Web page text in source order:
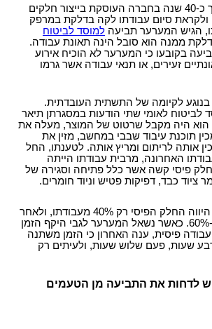
המערער עבד במשך כ-40 שנה בחברה העוסקת בייצור חלקים
ולקראת סיום עבודתו לקה בדלקת במרפק
הגיש המערער תביעה למוסד לביטוח
ממנה הוא סובל הינה תאונת עבודה.
בקובעו כי המערער לא הוכיח אירוע
זעירים, או תנאי עבודה אשר גרמו
בנוגע לקיומה של התשתית העובדתית.
לאומי שתי הודעות במסגרתן תיאר
הוא היה מקבל שרטוט של המוצר, מעלה את
תוכנת עיבוד שבבי במחשב, מזין את
אותה לריתום ומריץ אותה. לטענתו, החל
שנת עבודתו האחרונה, מרבית עבודתו הייתה
פיסי קשה אשר כלל פתיחה וסגירה של
ציוד כבד, דפיקות פטיש וניוד חומרים.
לדבריו, עד לשנה זו היווה החלק הפיסי רק 40% מעבודתו, ולאחר
מכן עלה ההיקף לכ-60%. כאשר נשאל המערער לגבי היקף הזמן
פיסית, ענה האחרון כי הזמן משתנה
שעות, פעם שלוש שעות, ולעיתים רק
יש לדחות את התביעה מן הטעמים